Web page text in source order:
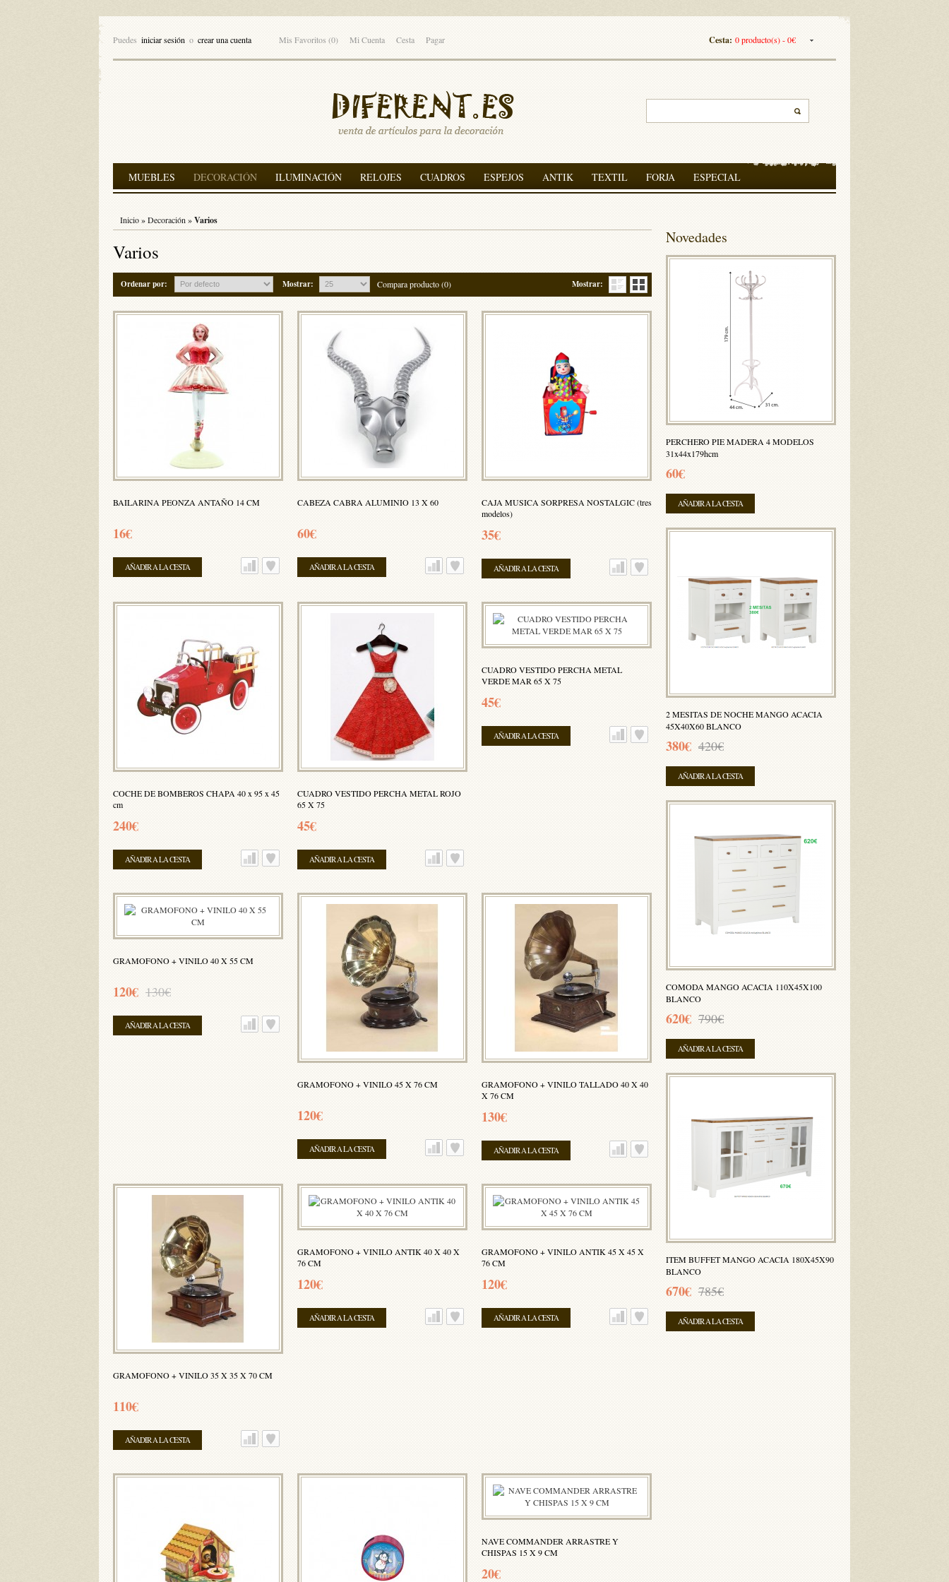
Cesta: 0 producto(s) - 0€
Puedes iniciar sesión o crear una cuenta Mis Favoritos (0) Mi Cuenta Cesta Pagar
MUEBLES DECORACIÓN ILUMINACIÓN RELOJES CUADROS ESPEJOS ANTIK TEXTIL FORJA ESPECIAL
Novedades
PERCHERO PIE MADERA 4 MODELOS
31x44x179hcm
60€
AÑADIR A LA CESTA
2 MESITAS DE NOCHE MANGO ACACIA
45X40X60 BLANCO
380€ 420€
AÑADIR A LA CESTA
COMODA MANGO ACACIA 110X45X100
BLANCO
620€ 790€
AÑADIR A LA CESTA
ITEM BUFFET MANGO ACACIA 180X45X90
BLANCO
670€ 785€
AÑADIR A LA CESTA
Inicio»Decoración »Varios
Varios
Ordenar por: Mostrar: Compara producto (0) Mostrar:
BAILARINA PEONZA ANTAÑO 14 CM
16€
AÑADIR A LA CESTA
CABEZA CABRA ALUMINIO 13 X 60
60€
AÑADIR A LA CESTA
CAJA MUSICA SORPRESA NOSTALGIC (tres
modelos)
35€
AÑADIR A LA CESTA
COCHE DE BOMBEROS CHAPA 40 x 95 x 45
cm
240€
AÑADIR A LA CESTA
CUADRO VESTIDO PERCHA METAL ROJO
65 X 75
45€
AÑADIR A LA CESTA
CUADRO VESTIDO PERCHA METAL
VERDE MAR 65 X 75
45€
AÑADIR A LA CESTA
GRAMOFONO + VINILO 40 X 55 CM
120€ 130€
AÑADIR A LA CESTA
GRAMOFONO + VINILO 45 X 76 CM
120€
AÑADIR A LA CESTA
GRAMOFONO + VINILO TALLADO 40 X 40
X 76 CM
130€
AÑADIR A LA CESTA
GRAMOFONO + VINILO 35 X 35 X 70 CM
110€
AÑADIR A LA CESTA
GRAMOFONO + VINILO ANTIK 40 X 40 X
76 CM
120€
AÑADIR A LA CESTA
GRAMOFONO + VINILO ANTIK 45 X 45 X
76 CM
120€
AÑADIR A LA CESTA
NAVE COMMANDER ARRASTRE Y
CHISPAS 15 X 9 CM
20€